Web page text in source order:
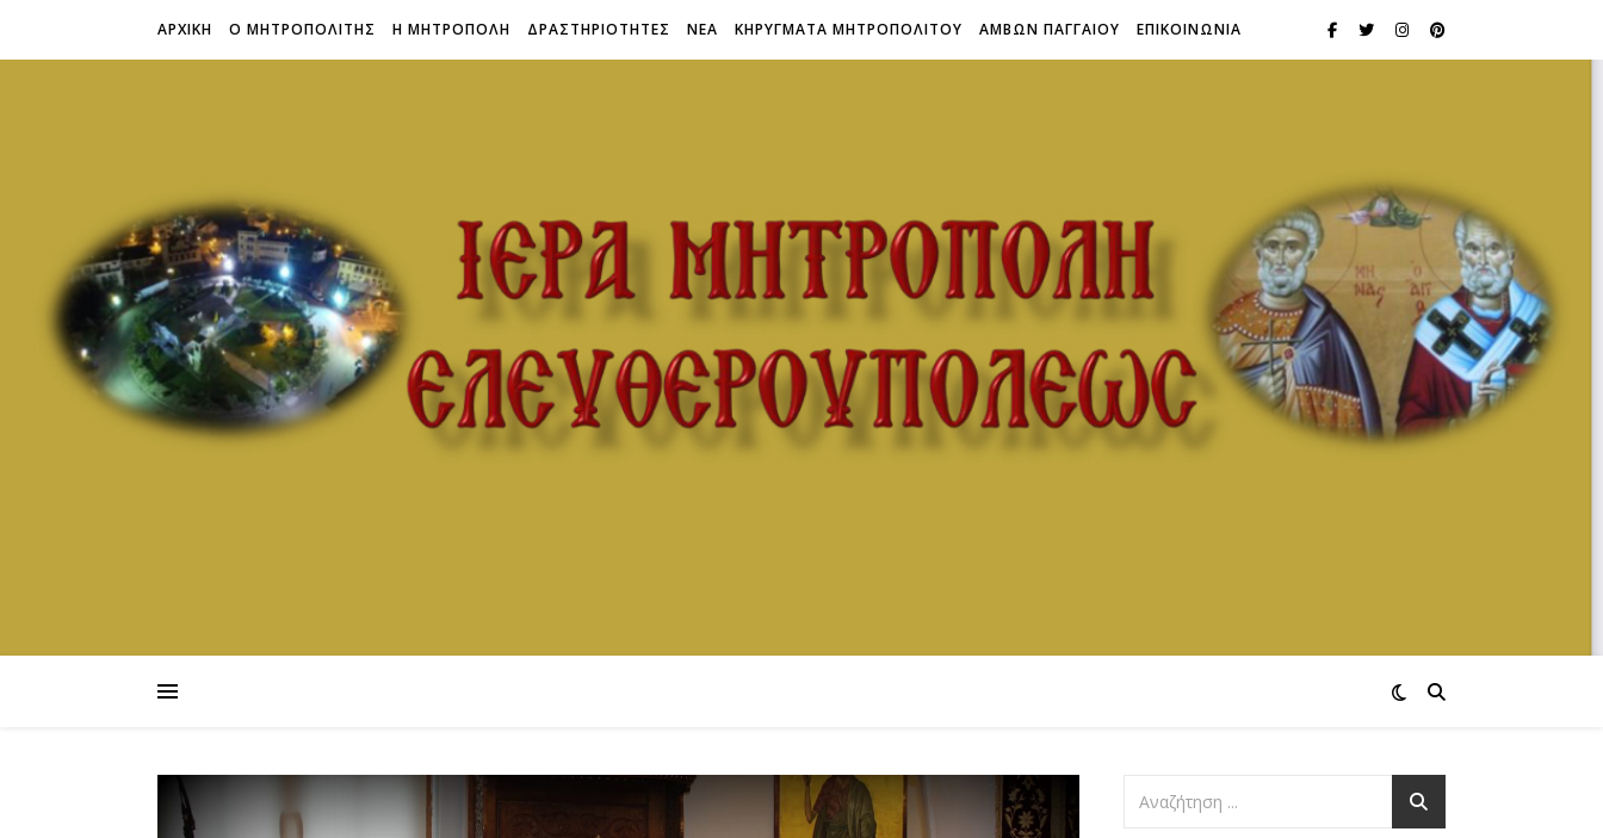
ΑΡΧΙΚΗ Ο ΜΗΤΡΟΠΟΛΙΤΗΣ Η ΜΗΤΡΟΠΟΛΗ ΔΡΑΣΤΗΡΙΟΤΗΤΕΣ ΝΕΑ ΚΗΡΥΓΜΑΤΑ ΜΗΤΡΟΠΟΛΙΤΟΥ ΑΜΒΩΝ ΠΑΓΓΑΙΟΥ ΕΠΙΚΟΙΝΩΝΙΑ